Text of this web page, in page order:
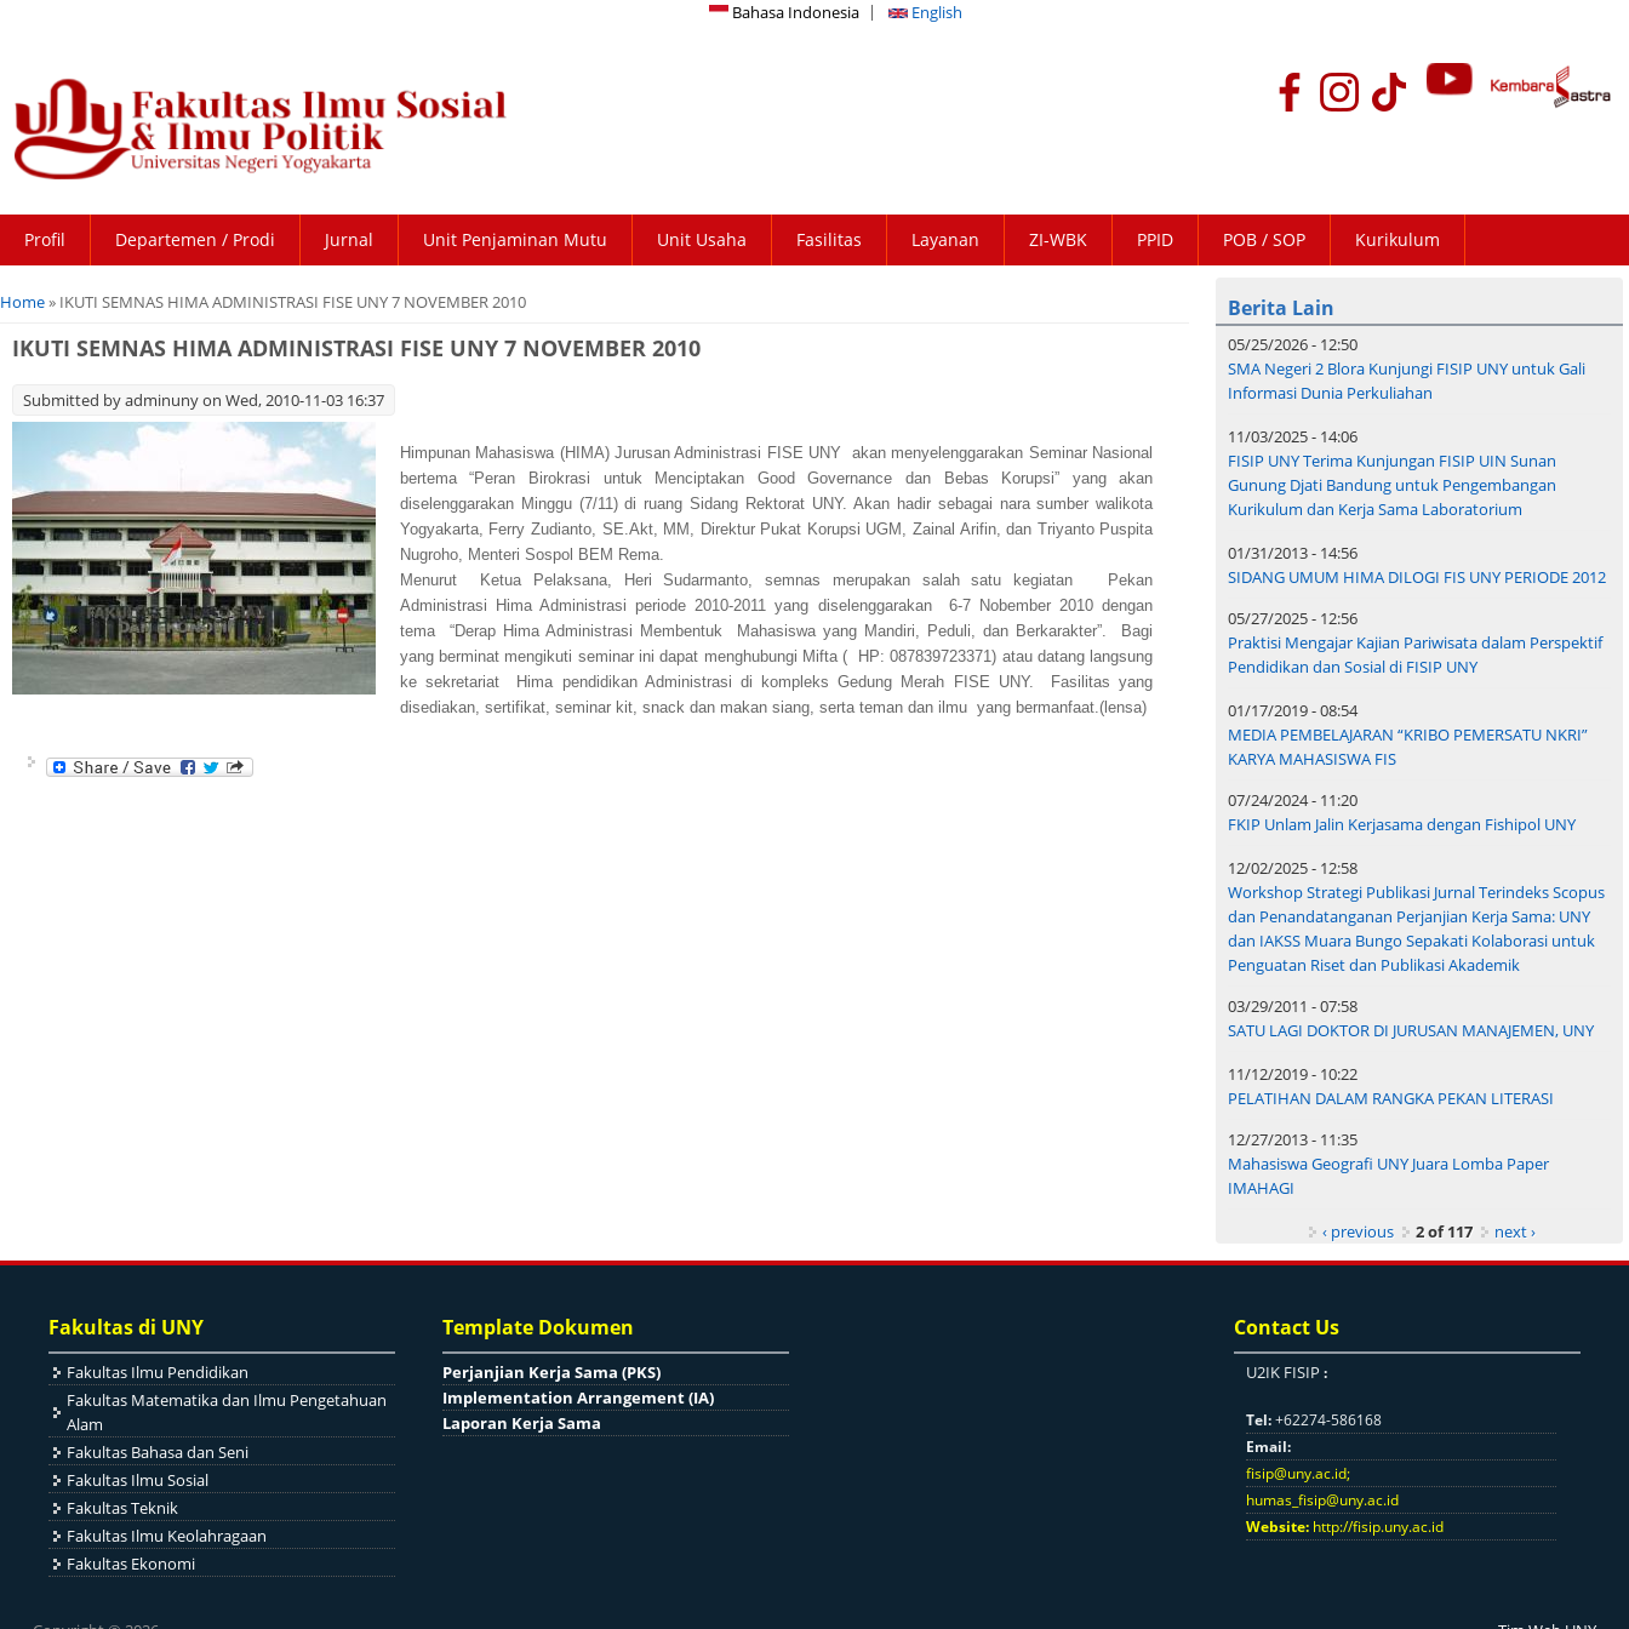
Bahasa Indonesia English
Profil Departemen / Prodi Jurnal Unit Penjaminan Mutu Unit Usaha Fasilitas Layanan ZI-WBK PPID POB / SOP Kurikulum
You are here
Home» IKUTI SEMNAS HIMA ADMINISTRASI FISE UNY 7 NOVEMBER 2010
IKUTI SEMNAS HIMA ADMINISTRASI FISE UNY 7 NOVEMBER 2010
Submitted byadminunyon Wed, 2010-11-03 16:37
Himpunan Mahasiswa (HIMA) Jurusan Administrasi FISE UNY akan menyelenggarakan Seminar Nasional
bertema “Peran Birokrasi untuk Menciptakan Good Governance dan Bebas Korupsi” yang akan
diselenggarakan Minggu (7/11) di ruang Sidang Rektorat UNY. Akan hadir sebagai nara sumber walikota
Yogyakarta, Ferry Zudianto, SE.Akt, MM, Direktur Pukat Korupsi UGM, Zainal Arifin, dan Triyanto Puspita
Nugroho, Menteri Sospol BEM Rema.
Menurut Ketua Pelaksana, Heri Sudarmanto, semnas merupakan salah satu kegiatan Pekan
Administrasi Hima Administrasi periode 2010-2011 yang diselenggarakan 6-7 Nobember 2010 dengan
tema “Derap Hima Administrasi Membentuk Mahasiswa yang Mandiri, Peduli, dan Berkarakter”. Bagi
yang berminat mengikuti seminar ini dapat menghubungi Mifta ( HP: 087839723371) atau datang langsung
ke sekretariat Hima pendidikan Administrasi di kompleks Gedung Merah FISE UNY. Fasilitas yang
disediakan, sertifikat, seminar kit, snack dan makan siang, serta teman dan ilmu yang bermanfaat.(lensa)
Berita Lain
05/25/2026 - 12:50
SMA Negeri 2 Blora Kunjungi FISIP UNY untuk Gali
Informasi Dunia Perkuliahan
11/03/2025 - 14:06
FISIP UNY Terima Kunjungan FISIP UIN Sunan
Gunung Djati Bandung untuk Pengembangan
Kurikulum dan Kerja Sama Laboratorium
01/31/2013 - 14:56
SIDANG UMUM HIMA DILOGI FIS UNY PERIODE 2012
05/27/2025 - 12:56
Praktisi Mengajar Kajian Pariwisata dalam Perspektif
Pendidikan dan Sosial di FISIP UNY
01/17/2019 - 08:54
MEDIA PEMBELAJARAN “KRIBO PEMERSATU NKRI”
KARYA MAHASISWA FIS
07/24/2024 - 11:20
FKIP Unlam Jalin Kerjasama dengan Fishipol UNY
12/02/2025 - 12:58
Workshop Strategi Publikasi Jurnal Terindeks Scopus
dan Penandatanganan Perjanjian Kerja Sama: UNY
dan IAKSS Muara Bungo Sepakati Kolaborasi untuk
Penguatan Riset dan Publikasi Akademik
03/29/2011 - 07:58
SATU LAGI DOKTOR DI JURUSAN MANAJEMEN, UNY
11/12/2019 - 10:22
PELATIHAN DALAM RANGKA PEKAN LITERASI
12/27/2013 - 11:35
Mahasiswa Geografi UNY Juara Lomba Paper
IMAHAGI
‹ previous
2 of 117 next ›
Fakultas di UNY
Fakultas Ilmu Pendidikan
Fakultas Matematika dan Ilmu Pengetahuan
Alam
Fakultas Bahasa dan Seni
Fakultas Ilmu Sosial
Fakultas Teknik
Fakultas Ilmu Keolahragaan
Fakultas Ekonomi
Template Dokumen
Perjanjian Kerja Sama (PKS)
Implementation Arrangement (IA)
Laporan Kerja Sama
Contact Us
U2IK FISIP :
Tel:+62274-586168
Email:
fisip@uny.ac.id;
humas_fisip@uny.ac.id
Website: http://fisip.uny.ac.id